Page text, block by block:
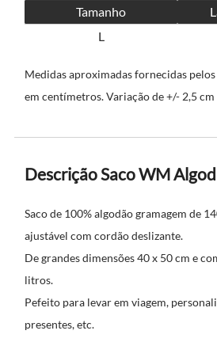
Tamanho
L
Medidas aproximadas fornecidas
em centímetros. Variação de +/- 2,5 cm
Descrição Saco WM
Saco de 100% algodão gramagem de
ajustável com cordão deslizante.
De grandes dimensões 40 x 50 cm e
litros.
Pefeito para levar em viagem,
presentes, etc.